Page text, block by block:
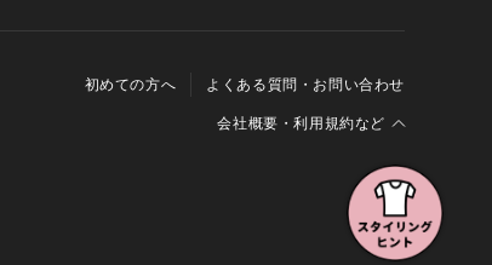
初めての方へ よくある質問・お問い合わせ
会社概要・利用規約など
特定商取引に関する法律に基づく表示
Cookieおよびアクセスログについて
三井不動産グループ ソーシャルメディアガイドライン